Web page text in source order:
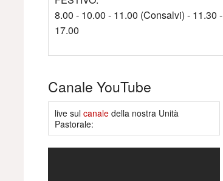
8.00 - 10.00 - 11.00 (Consalvi) - 11.30 -
17.00
Canale YouTube
live sul canaledella nostra Unità
Pastorale: